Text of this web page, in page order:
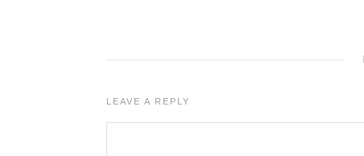
LEAVE A REPLY